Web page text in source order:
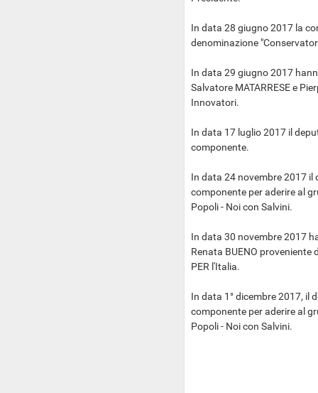
In data 28 giugno 2017 la
denominazione
In data 29 giugno 2017
Salvatore MATARRESE e
Innovatori.
In data 17 luglio 2017 il
componente.
In data 24 novembre 2017 il
componente per aderire al
Popoli - Noi con Salvini.
In data 30 novembre 2017
Renata BUENO proveniente
PER l'Italia.
In data 1° dicembre 2017, il
componente per aderire al
Popoli - Noi con Salvini.